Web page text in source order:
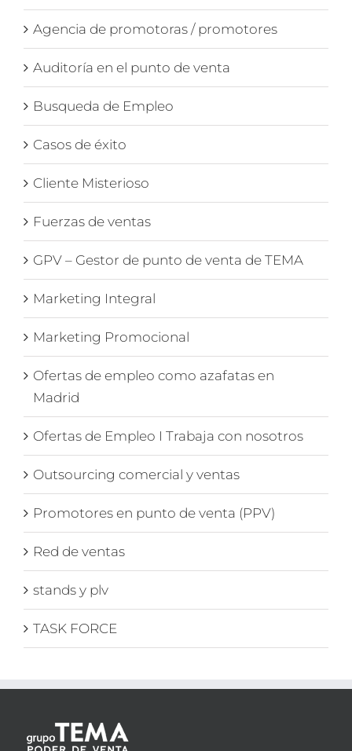
Agencia de promotoras / promotores
Auditoría en el punto de venta
Busqueda de Empleo
Casos de éxito
Cliente Misterioso
Fuerzas de ventas
GPV – Gestor de punto de venta de TEMA
Marketing Integral
Marketing Promocional
Ofertas de empleo como azafatas en
Madrid
Ofertas de Empleo I Trabaja con nosotros
Outsourcing comercial y ventas
Promotores en punto de venta (PPV)
Red de ventas
stands y plv
TASK FORCE